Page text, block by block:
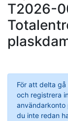
T2026-
För att delta gå
och registrera
användarkonto
du inte redan